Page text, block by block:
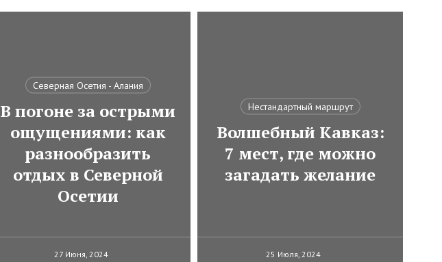
Северная Осетия - Алания
В погоне за острыми
ощущениями: как
разнообразить
отдых в Северной
Осетии
27 Июня, 2024
Нестандартный маршрут
Волшебный Кавказ:
7 мест, где можно
загадать желание
25 Июля, 2024